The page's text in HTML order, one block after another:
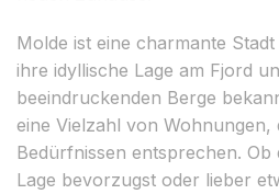
Molde ist eine charmante Stadt
ihre idyllische Lage am Fjord
beeindruckenden Berge
eine Vielzahl von Wohnungen,
Bedürfnissen entsprechen.
Lage bevorzugst oder lieber